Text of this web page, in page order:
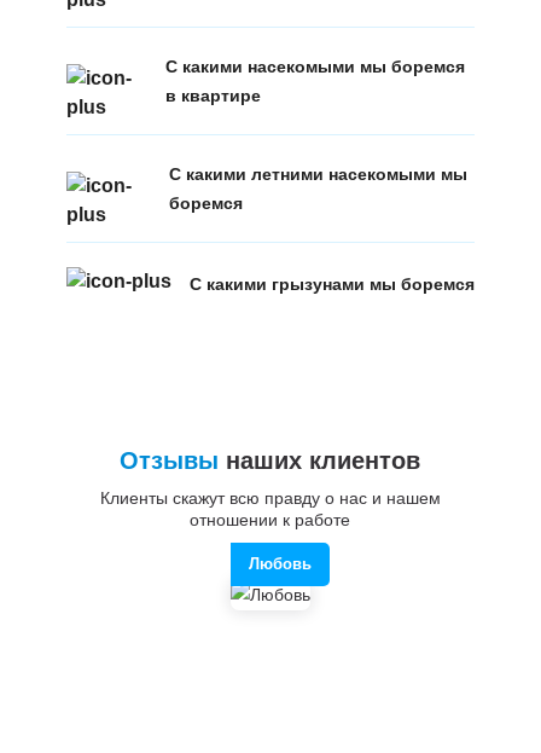
С какими насекомыми мы боремся
в квартире
С какими летними насекомыми мы
боремся
С какими грызунами мы боремся
Отзывы наших клиентов
Клиенты скажут всю правду о нас и нашем
отношении к работе
Любовь